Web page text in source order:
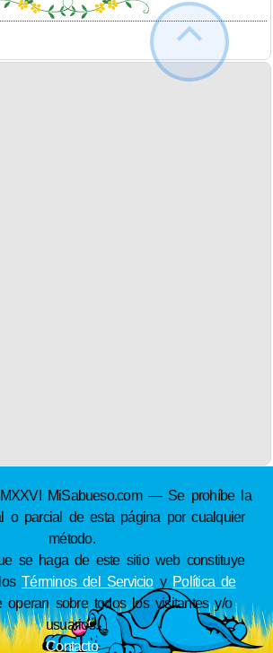
MiSabueso.com — Se prohíbe la
o parcial de esta página por cualquier
método.
se haga de este sitio web constituye
losTérminos del Servicioy Política de
operan sobre todos los visitantes y/o
usuarios.
Contacto